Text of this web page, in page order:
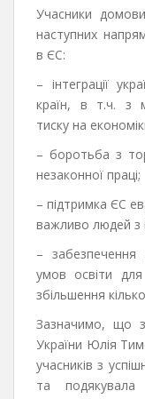
Учасники
наступних
в ЄС:
– інтеграції
країн, в т.ч. з
тиску на
– боротьба з
незаконної праці;
– підтримка ЄС
важливо людей з
–
умов освіти
збільшення
Зазначимо, що
України Юлія
учасників з
та